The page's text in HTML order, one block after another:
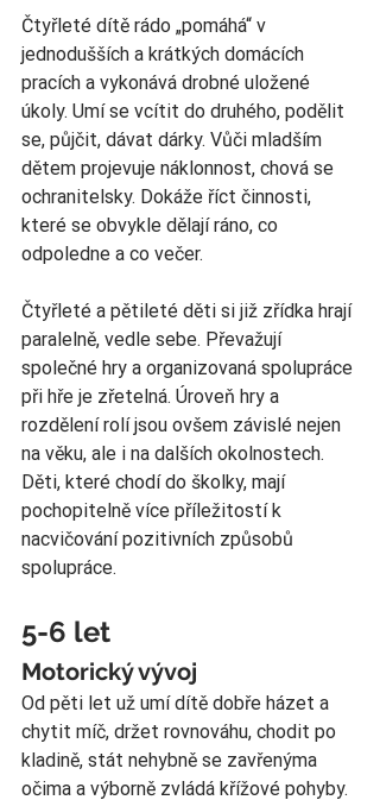
Čtyřleté dítě rádo „pomáhá“ v
jednodušších a krátkých domácích
pracích a vykonává drobné uložené
úkoly. Umí se vcítit do druhého, podělit
se, půjčit, dávat dárky. Vůči mladším
dětem projevuje náklonnost, chová se
ochranitelsky. Dokáže říct činnosti,
které se obvykle dělají ráno, co
odpoledne a co večer.
Čtyřleté a pětileté děti si již zřídka hrají
paralelně, vedle sebe. Převažují
společné hry a organizovaná spolupráce
při hře je zřetelná. Úroveň hry a
rozdělení rolí jsou ovšem závislé nejen
na věku, ale i na dalších okolnostech.
Děti, které chodí do školky, mají
pochopitelně více příležitostí k
nacvičování pozitivních způsobů
spolupráce.
5-6 let
Motorický vývoj
Od pěti let už umí dítě dobře házet a
chytit míč, držet rovnováhu, chodit po
kladině, stát nehybně se zavřenýma
očima a výborně zvládá křížové pohyby.